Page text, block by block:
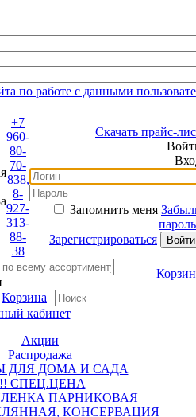
по работе с данными
+7
960-
80-
70-
838,
8-
927-
313-
88-
38
Скачать прайс-лист
Войти
Вход
Запомнить меня Забыли
пароль?
Зарегистрироваться
Корзина
Корзина
кабинет
Акции
Распродажа
ДЛЯ ДОМА И САДА
СПЕЦ.ЦЕНА
ПАРНИКОВАЯ
КОНСЕРВАЦИЯ